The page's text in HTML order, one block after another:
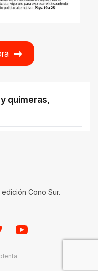
quimeras,
Cono Sur.
Youtube